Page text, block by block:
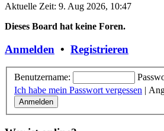
Aktuelle Zeit: 9. Aug 2026, 10:47
Dieses Board hat keine Foren.
Anmelden • Registrieren
Benutzername:
Ich habe mein Passwort vergessen |